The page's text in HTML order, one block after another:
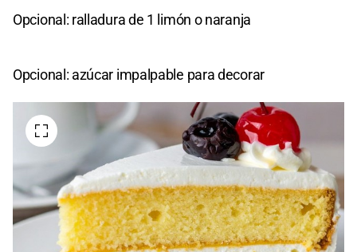
Opcional: ralladura de 1 limón o naranja
Opcional: azúcar impalpable para decorar